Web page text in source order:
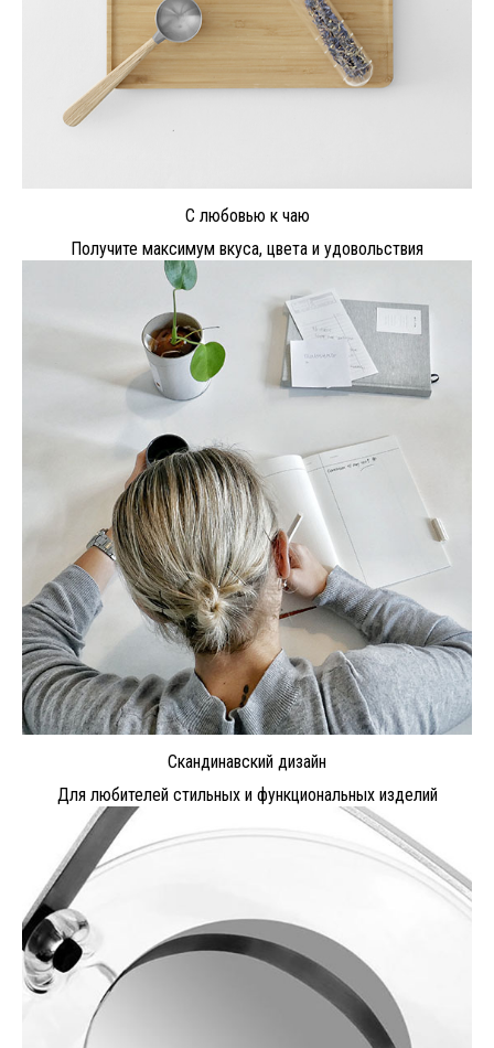
С любовью к чаю
Получите максимум вкуса, цвета и удовольствия
Скандинавский дизайн
Для любителей стильных и функциональных изделий